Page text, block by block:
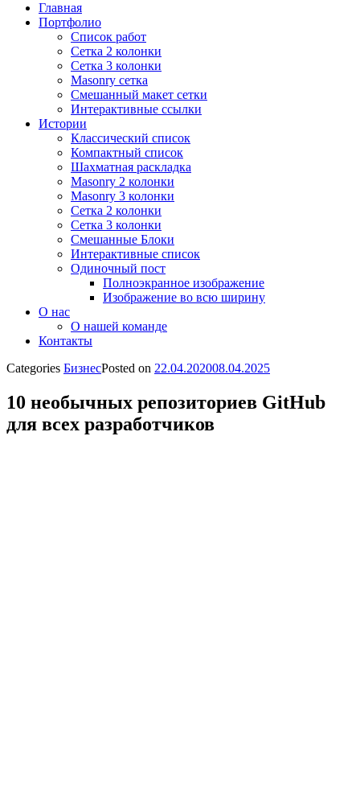
Главная
Портфолио
Список работ
Сетка 2 колонки
Сетка 3 колонки
Masonry сетка
Смешанный макет сетки
Интерактивные ссылки
Истории
Классический список
Компактный список
Шахматная раскладка
Masonry 2 колонки
Masonry 3 колонки
Сетка 2 колонки
Сетка 3 колонки
Смешанные Блоки
Интерактивные список
Одиночный пост
Полноэкранное изображение
Изображение во всю ширину
О нас
О нашей команде
Контакты
Categories БизнесPosted on 22.04.202008.04.2025
10 необычных репозиториев GitHub
для всех разработчиков